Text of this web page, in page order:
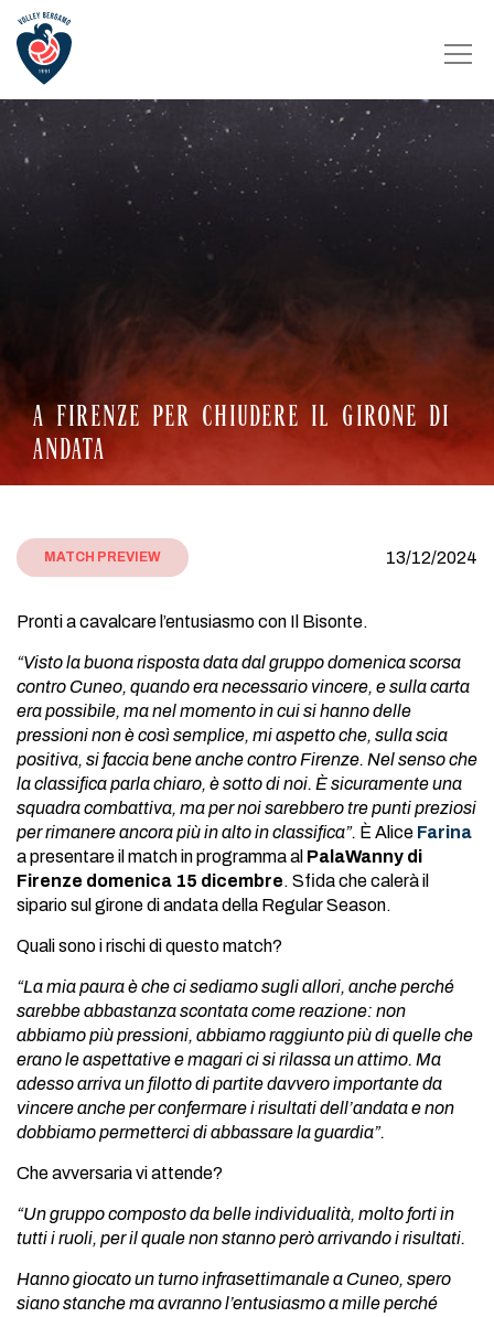
A FIRENZE PER CHIUDERE IL GIRONE DI
ANDATA
MATCH PREVIEW 13/12/2024
Pronti a cavalcare l’entusiasmo con Il Bisonte.
“Visto la buona risposta data dal gruppo domenica scorsa
contro Cuneo, quando era necessario vincere, e sulla carta
era possibile, ma nel momento in cui si hanno delle
pressioni non è così semplice, mi aspetto che, sulla scia
positiva, si faccia bene anche contro Firenze. Nel senso che
la classifica parla chiaro, è sotto di noi. È sicuramente una
squadra combattiva, ma per noi sarebbero tre punti preziosi
per rimanere ancora più in alto in classifica”. È Alice Farina
a presentare il match in programma al PalaWanny di
Firenze domenica 15 dicembre. Sfida che calerà il
sipario sul girone di andata della Regular Season.
Quali sono i rischi di questo match?
“La mia paura è che ci sediamo sugli allori, anche perché
sarebbe abbastanza scontata come reazione: non
abbiamo più pressioni, abbiamo raggiunto più di quelle che
erano le aspettative e magari ci si rilassa un attimo. Ma
adesso arriva un filotto di partite davvero importante da
vincere anche per confermare i risultati dell’andata e non
dobbiamo permetterci di abbassare la guardia”.
Che avversaria vi attende?
“Un gruppo composto da belle individualità, molto forti in
tutti i ruoli, per il quale non stanno però arrivando i risultati.
Hanno giocato un turno infrasettimanale a Cuneo, spero
siano stanche ma avranno l’entusiasmo a mille perché